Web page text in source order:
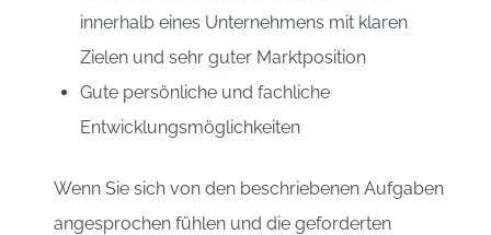
innerhalb eines Unternehmens mit klaren
Zielen und sehr guter Marktposition
Gute persönliche und fachliche
Entwicklungsmöglichkeiten
Wenn Sie sich von den beschriebenen Aufgaben
angesprochen fühlen und die geforderten